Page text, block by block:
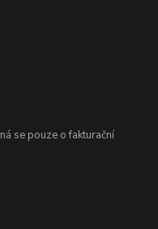
se pouze o fakturační